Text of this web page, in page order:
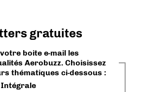
gratuites
boite e-mail les
Aerobuzz. Choisissez
thématiques ci-dessous :